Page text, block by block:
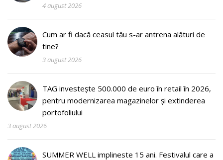
4 august 2026
Cum ar fi dacă ceasul tău s-ar antrena alături de
tine?
3 august 2026
TAG investește 500.000 de euro în retail în 2026,
pentru modernizarea magazinelor și extinderea
portofoliului
3 august 2026
SUMMER WELL implineste 15 ani. Festivalul care a